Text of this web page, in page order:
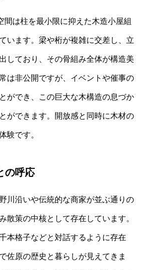
間は柱を最小限に抑えた木造小屋組
います。梁や桁が複雑に交差し、立
しており、その骨組み全体が構造美
は非公開ですが、イベントや催事の
ができ、この巨大な木構造の息づか
ができます。開放感と同時に木材の
験です。
の呼応
川沿いや伝統的な商家が並ぶ通りの
散策の中核として存在しています。
本格子などと対話するように存在
佐原の歴史と暮らしが見えてきま